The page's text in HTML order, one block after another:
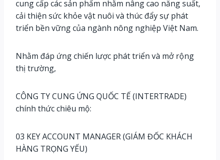
cung cấp các sản phẩm nhằm nâng cao năng suất,
cải thiện sức khỏe vật nuôi và thúc đẩy sự phát
triển bền vững của ngành nông nghiệp Việt Nam.
Nhằm đáp ứng chiến lược phát triển và mở rộng
thị trường,
CÔNG TY CUNG ỨNG QUỐC TẾ (INTERTRADE)
chính thức chiêu mộ:
03 KEY ACCOUNT MANAGER (GIÁM ĐỐC KHÁCH
HÀNG TRỌNG YẾU)